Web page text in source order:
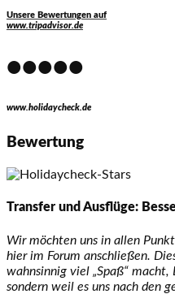
Unsere Bewertungen auf
www.tripadvisor.de
•••••
www.holidaycheck.de
Bewertung
Transfer und Ausflüge:
Wir möchten uns in allen
hier im Forum anschließen.
wahnsinnig viel „Spaß“ macht,
sondern weil es uns nach den